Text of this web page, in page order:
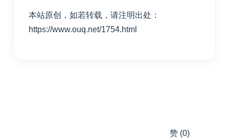
本站原创，如若转载，请注明出处：
https://www.ouq.net/1754.html
赞 (0)